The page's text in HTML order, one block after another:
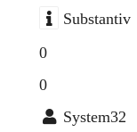
Substantiv
0
0
System32